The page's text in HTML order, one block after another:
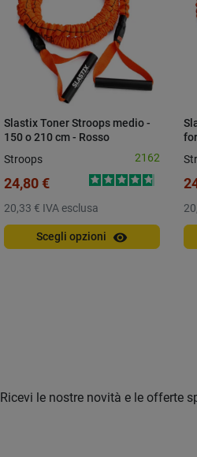
Slastix Toner Stroops medio -
150 o 210 cm - Rosso
Stroops 2162
24,80 €
20,33 € IVA esclusa
Scegli opzioni visibility
Ricevi le nostre novità e le offerte